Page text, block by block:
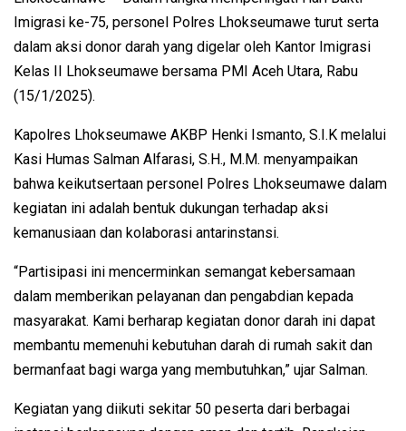
Imigrasi ke-75, personel Polres Lhokseumawe turut serta
dalam aksi donor darah yang digelar oleh Kantor Imigrasi
Kelas II Lhokseumawe bersama PMI Aceh Utara, Rabu
(15/1/2025).
Kapolres Lhokseumawe AKBP Henki Ismanto, S.I.K melalui
Kasi Humas Salman Alfarasi, S.H., M.M. menyampaikan
bahwa keikutsertaan personel Polres Lhokseumawe dalam
kegiatan ini adalah bentuk dukungan terhadap aksi
kemanusiaan dan kolaborasi antarinstansi.
“Partisipasi ini mencerminkan semangat kebersamaan
dalam memberikan pelayanan dan pengabdian kepada
masyarakat. Kami berharap kegiatan donor darah ini dapat
membantu memenuhi kebutuhan darah di rumah sakit dan
bermanfaat bagi warga yang membutuhkan,” ujar Salman.
Kegiatan yang diikuti sekitar 50 peserta dari berbagai